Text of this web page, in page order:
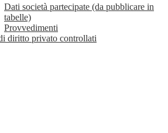
Dati società partecipate (da pubblicare in
tabelle)
Provvedimenti
diritto privato controllati